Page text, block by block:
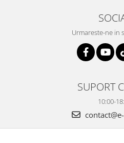
Urmareste-ne in
SUPORT
10:00-